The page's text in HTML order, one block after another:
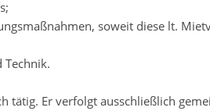
soweit diese lt.
tätig. Er verfolgt ausschließlich